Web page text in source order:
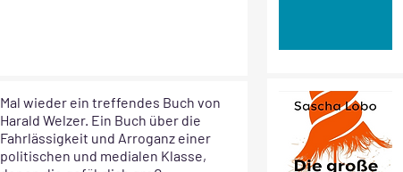
Mal wieder ein treffendes Buch von
Harald Welzer. Ein Buch über die
Fahrlässigkeit und Arroganz einer
politischen und medialen Klasse,